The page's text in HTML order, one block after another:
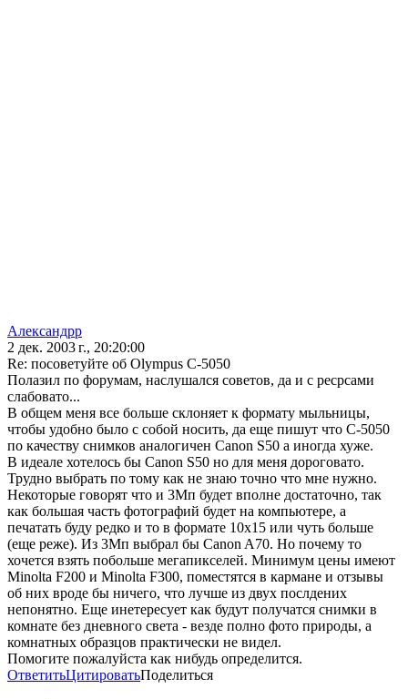
Александрр
2 дек. 2003 г., 20:20:00
Re: посоветуйте об Olympus С-5050
Полазил по форумам, наслушался советов, да и с ресрсами
слабовато...
В общем меня все больше склоняет к формату мыльницы,
чтобы удобно было с собой носить, да еще пишут что С-5050
по качеству снимков аналогичен Canon S50 а иногда хуже.
В идеале хотелось бы Canon S50 но для меня дороговато.
Трудно выбрать по тому как не знаю точно что мне нужно.
Некоторые говорят что и 3Мп будет вполне достаточно, так
как большая часть фотографий будет на компьютере, а
печатать буду редко и то в формате 10x15 или чуть больше
(еще реже). Из 3Мп выбрал бы Canon A70. Но почему то
хочется взять побольше мегапикселей. Минимум цены имеют
Minolta F200 и Minolta F300, поместятся в кармане и отзывы
об них вроде бы ничего, что лучше из двух послдених
непонятно. Еще инетересует как будут получатся снимки в
комнате без дневного света - везде полно фото природы, а
комнатных образцов практически не видел.
Помогите пожалуйста как нибудь определится.
ОтветитьЦитироватьПоделиться